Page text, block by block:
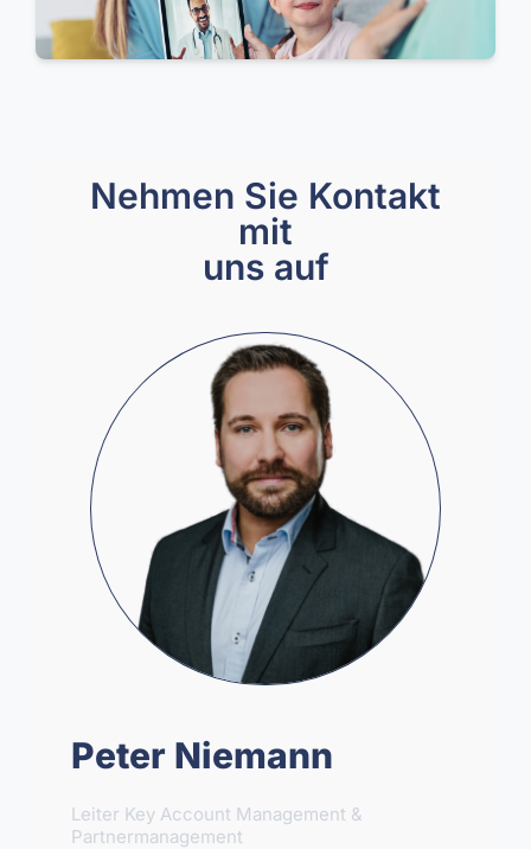
Nehmen Sie Kontakt
mit
uns auf
Peter Niemann
Leiter Key Account Management &
Partnermanagement